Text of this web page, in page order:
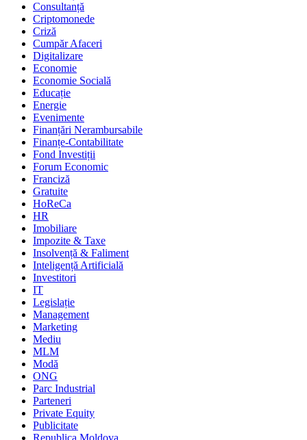
Consultanță
Criptomonede
Criză
Cumpăr Afaceri
Digitalizare
Economie
Economie Socială
Educație
Energie
Evenimente
Finanțări Nerambursabile
Finanțe-Contabilitate
Fond Investiții
Forum Economic
Franciză
Gratuite
HoReCa
HR
Imobiliare
Impozite & Taxe
Insolvență & Faliment
Inteligență Artificială
Investitori
IT
Legislație
Management
Marketing
Mediu
MLM
Modă
ONG
Parc Industrial
Parteneri
Private Equity
Publicitate
Republica Moldova